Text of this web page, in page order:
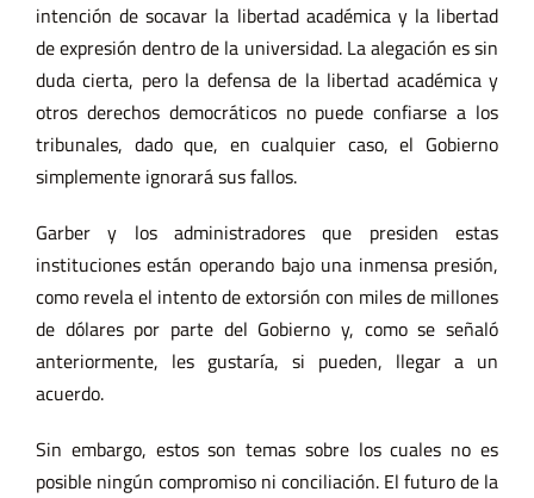
intención de socavar la libertad académica y la libertad
de expresión dentro de la universidad. La alegación es sin
duda cierta, pero la defensa de la libertad académica y
otros derechos democráticos no puede confiarse a los
tribunales, dado que, en cualquier caso, el Gobierno
simplemente ignorará sus fallos.
Garber y los administradores que presiden estas
instituciones están operando bajo una inmensa presión,
como revela el intento de extorsión con miles de millones
de dólares por parte del Gobierno y, como se señaló
anteriormente, les gustaría, si pueden, llegar a un
acuerdo.
Sin embargo, estos son temas sobre los cuales no es
posible ningún compromiso ni conciliación. El futuro de la